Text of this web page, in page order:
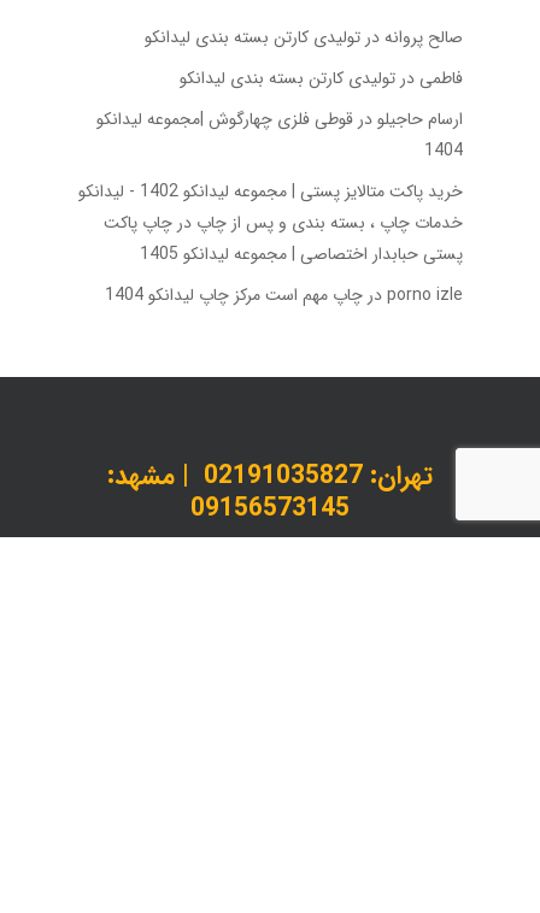
صالح پروانهدر تولیدی کارتن بسته‌ بندی لیدانکو
فاطمیدر تولیدی کارتن بسته‌ بندی لیدانکو
ارسام حاجیلودر قوطی فلزی چهارگوش |مجموعه لیدانکو
1404
خرید پاکت متالایز پستی | مجموعه لیدانکو 1402 - لیدانکو
خدمات چاپ ، بسته بندی و پس از چاپ در چاپ پاکت
پستی حبابدار اختصاصی | مجموعه لیدانکو 1405
porno izleدر چاپ مهم است مرکز چاپ لیدانکو 1404
تهران: 02191035827 | مشهد:
09156573145